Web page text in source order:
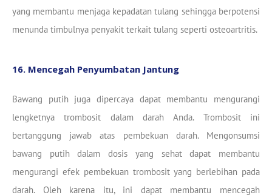
yang membantu menjaga kepadatan tulang sehingga berpotensi
menunda timbulnya penyakit terkait tulang seperti osteoartritis.
16. Mencegah Penyumbatan Jantung
Bawang putih juga dipercaya dapat membantu mengurangi
lengketnya trombosit dalam darah Anda. Trombosit ini
bertanggung jawab atas pembekuan darah. Mengonsumsi
bawang putih dalam dosis yang sehat dapat membantu
mengurangi efek pembekuan trombosit yang berlebihan pada
darah. Oleh karena itu, ini dapat membantu mencegah